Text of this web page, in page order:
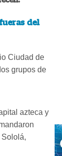
del
Ciudad de
grupos de
azteca y